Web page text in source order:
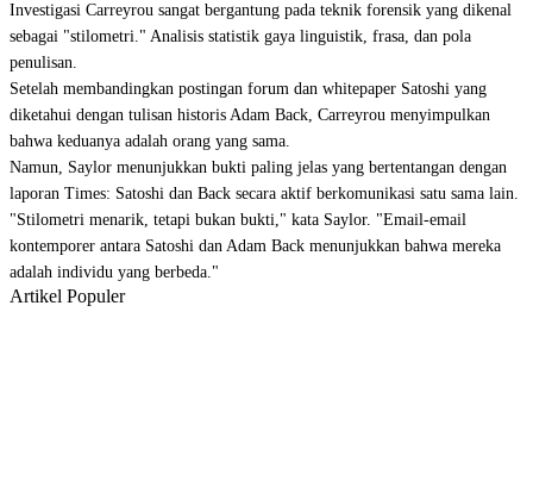
Investigasi Carreyrou sangat bergantung pada teknik forensik yang dikenal
sebagai "stilometri." Analisis statistik gaya linguistik, frasa, dan pola
penulisan.
Setelah membandingkan postingan forum dan whitepaper Satoshi yang
diketahui dengan tulisan historis Adam Back, Carreyrou menyimpulkan
bahwa keduanya adalah orang yang sama.
Namun, Saylor menunjukkan bukti paling jelas yang bertentangan dengan
laporan Times: Satoshi dan Back secara aktif berkomunikasi satu sama lain.
"Stilometri menarik, tetapi bukan bukti," kata Saylor. "Email-email
kontemporer antara Satoshi dan Adam Back menunjukkan bahwa mereka
adalah individu yang berbeda."
Artikel Populer